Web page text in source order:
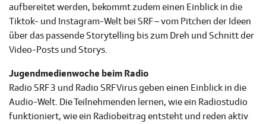
aufbereitet werden, bekommt zudem einen Einblick in die
Tiktok- und Instagram-Welt bei SRF – vom Pitchen der Ideen
über das passende Storytelling bis zum Dreh und Schnitt der
Video-Posts und Storys.
Jugendmedienwoche beim Radio
Radio SRF 3 und Radio SRF Virus geben einen Einblick in die
Audio-Welt. Die Teilnehmenden lernen, wie ein Radiostudio
funktioniert, wie ein Radiobeitrag entsteht und reden aktiv